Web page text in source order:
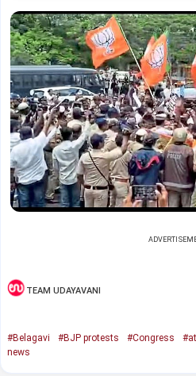
TEAM UDAYAVANI
#Belagavi #BJP protests #Congress
news